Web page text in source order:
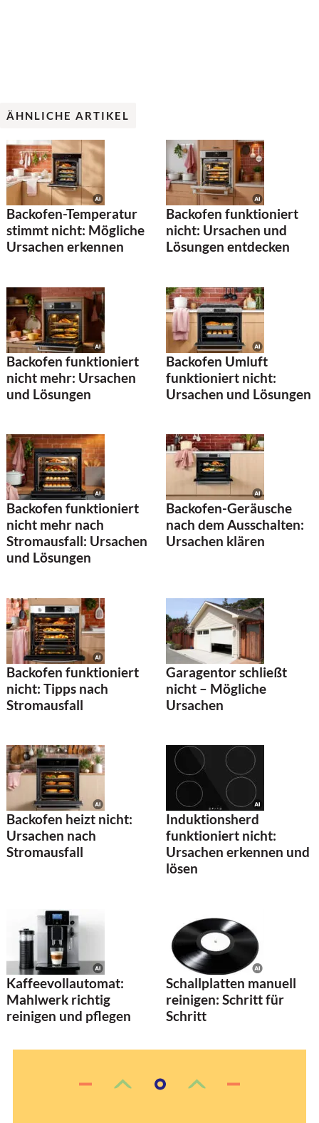
ÄHNLICHE ARTIKEL
Backofen-Temperatur
stimmt nicht: Mögliche
Ursachen erkennen
Backofen funktioniert
nicht: Ursachen und
Lösungen entdecken
Backofen funktioniert
nicht mehr: Ursachen
und Lösungen
Backofen Umluft
funktioniert nicht:
Ursachen und Lösungen
Backofen funktioniert
nicht mehr nach
Stromausfall: Ursachen
und Lösungen
Backofen-Geräusche
nach dem Ausschalten:
Ursachen klären
Backofen funktioniert
nicht: Tipps nach
Stromausfall
Garagentor schließt
nicht – Mögliche
Ursachen
Backofen heizt nicht:
Ursachen nach
Stromausfall
Induktionsherd
funktioniert nicht:
Ursachen erkennen und
lösen
Kaffeevollautomat:
Mahlwerk richtig
reinigen und pflegen
Schallplatten manuell
reinigen: Schritt für
Schritt